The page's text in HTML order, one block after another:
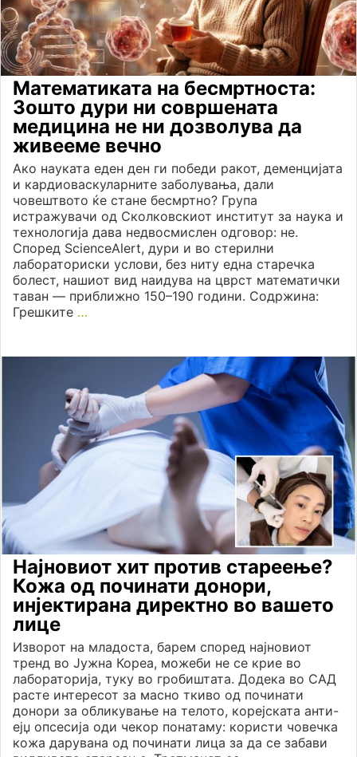
Математиката на бесмртноста:
Зошто дури ни совршената
медицина не ни дозволува да
живееме вечно
Ако науката еден ден ги победи ракот, деменцијата
и кардиоваскуларните заболувања, дали
човештвото ќе стане бесмртно? Група
истражувачи од Сколковскиот институт за наука и
технологија дава недвосмислен одговор: не.
Според ScienceAlert, дури и во стерилни
лабораториски услови, без ниту една старечка
болест, нашиот вид наидува на цврст математички
таван — приближно 150–190 години. Содржина:
Грешките …
Најновиот хит против стареење?
Кожа од починати донори,
инјектирана директно во вашето
лице
Изворот на младоста, барем според најновиот
тренд во Јужна Кореа, можеби не се крие во
лабораторија, туку во гробиштата. Додека во САД
расте интересот за масно ткиво од починати
донори за обликување на телото, кореjската анти-
ејџ опсесија оди чекор понатаму: користи човечка
кожа дарувана од починати лица за да се забави